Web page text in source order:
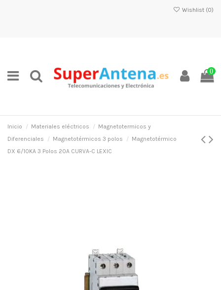
Wishlist (0)
0
Inicio Materiales eléctricos
Magnetotermicos y
Diferenciales
Magnetotérmicos 3 polos
Magnetotérmico
DX 6/10KA 3 Polos 20A CURVA-C LEXIC